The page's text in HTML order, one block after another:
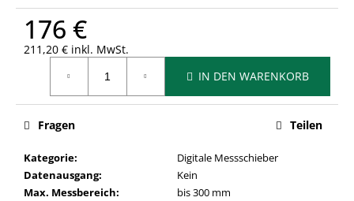
176 €
211,20 € inkl. MwSt.
IN DEN WARENKORB
Kategorie:
Digitale Messschieber
Datenausgang:
Kein
Max. Messbereich:
bis 300 mm
Fragen Teilen